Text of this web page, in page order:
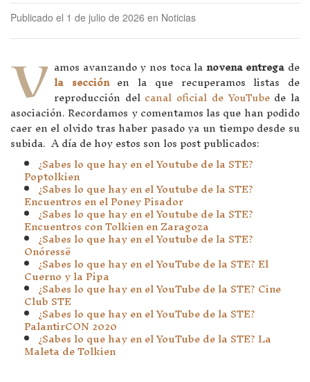
Publicado el 1 de julio de 2026 en Noticias
V amos avanzando y nos toca lanovena entregade
la secciónen la que recuperamos listas de
reproducción del canal oficial de YouTubede la
asociación. Recordamos y comentamos las que han podido
caer en el olvido tras haber pasado ya un tiempo desde su
subida. A día de hoy estos son los post publicados:
¿Sabes lo que hay en el Youtube de la STE?
Poptolkien
¿Sabes lo que hay en el Youtube de la STE?
Encuentros en el Poney Pisador
¿Sabes lo que hay en el Youtube de la STE?
Encuentros con Tolkien en Zaragoza
¿Sabes lo que hay en el Youtube de la STE?
Onóressë
¿Sabes lo que hay en el YouTube de la STE? El
Cuerno y la Pipa
¿Sabes lo que hay en el YouTube de la STE? Cine
Club STE
¿Sabes lo que hay en el YouTube de la STE?
PalantirCON 2020
¿Sabes lo que hay en el YouTube de la STE? La
Maleta de Tolkien